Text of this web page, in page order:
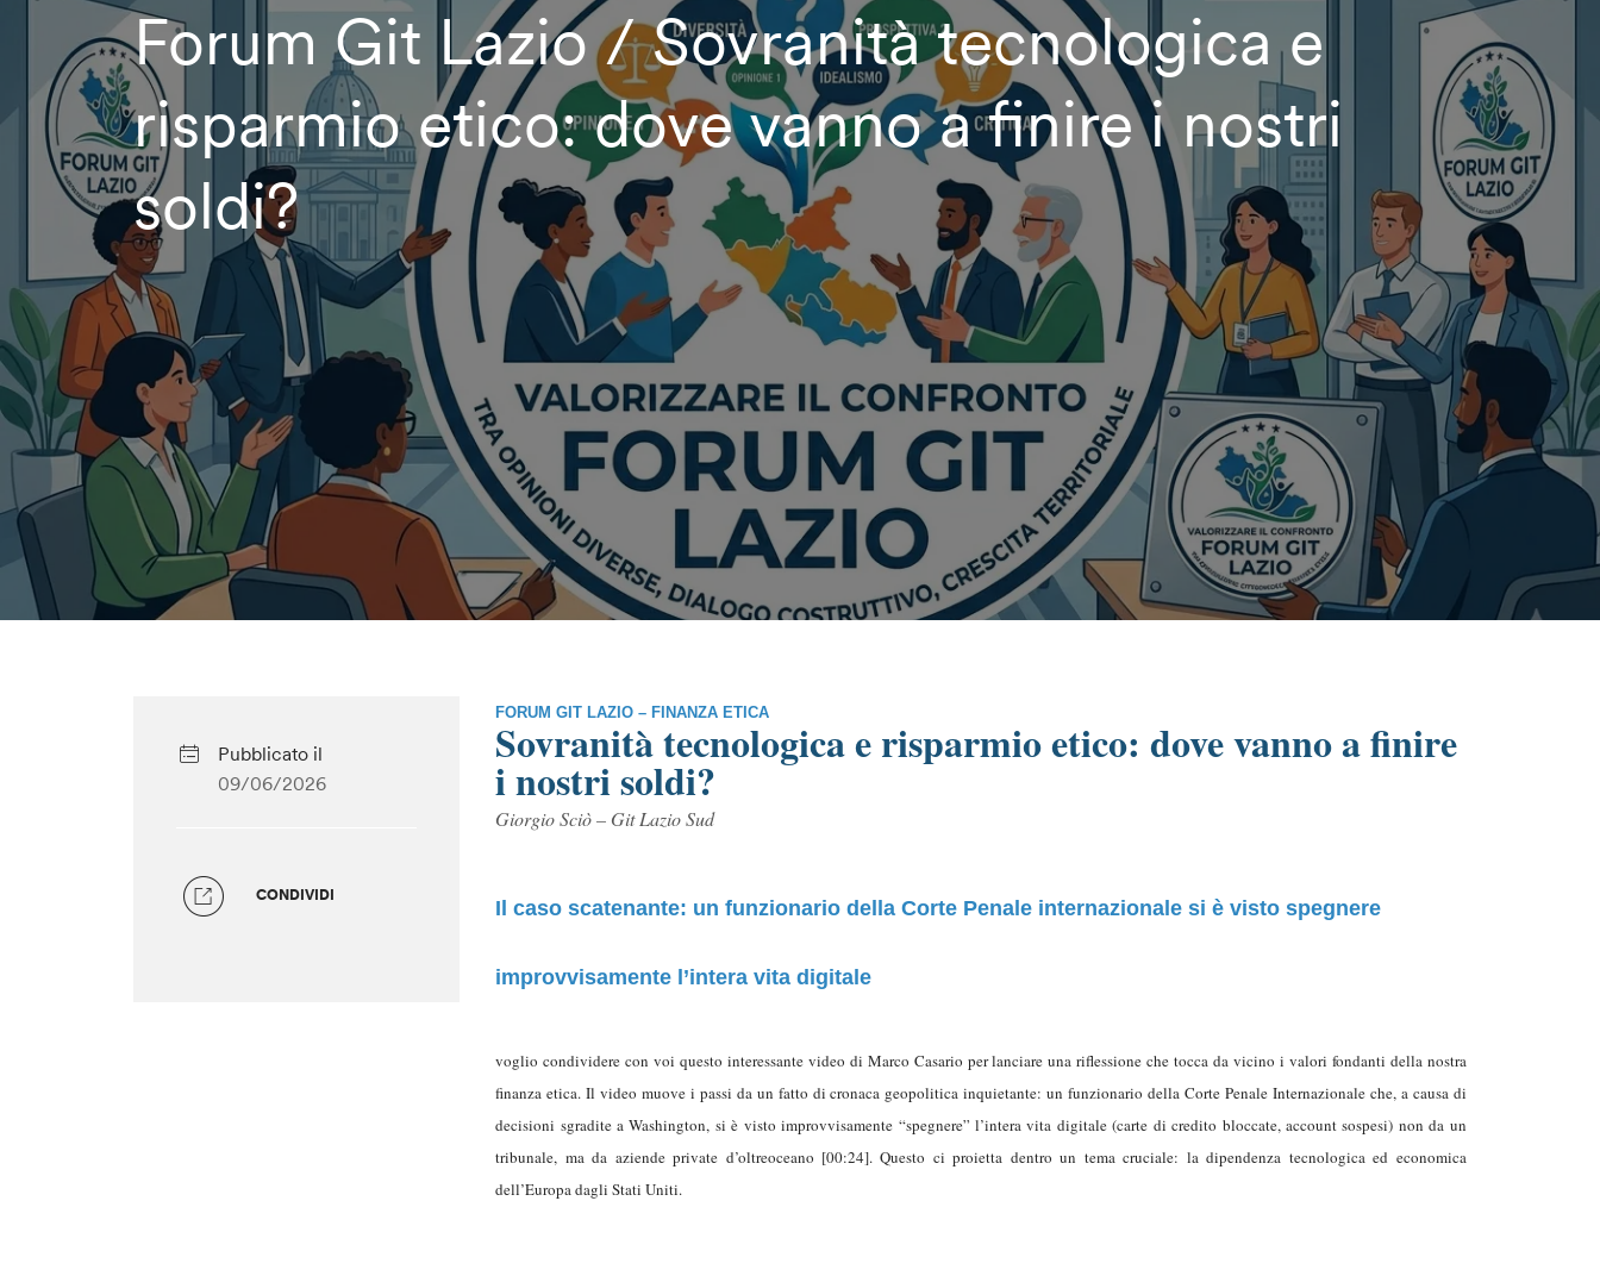
Forum Git Lazio / Sovranità tecnologica e
risparmio etico: dove vanno a finire i nostri
soldi?
Pubblicato il
09/06/2026
CONDIVIDI
FORUM GIT LAZIO – FINANZA ETICA
Sovranità tecnologica e risparmio etico: dove vanno a finire
i nostri soldi?
Giorgio Sciò – Git Lazio Sud
Il caso scatenante: un funzionario della Corte Penale internazionale si è visto spegnere
improvvisamente l’intera vita digitale
voglio condividere con voi questo interessante video di Marco Casario per lanciare una riflessione che tocca da vicino i valori fondanti della nostra
finanza etica. Il video muove i passi da un fatto di cronaca geopolitica inquietante: un funzionario della Corte Penale Internazionale che, a causa di
decisioni sgradite a Washington, si è visto improvvisamente “spegnere” l’intera vita digitale (carte di credito bloccate, account sospesi) non da un
tribunale, ma da aziende private d’oltreoceano [00:24]. Questo ci proietta dentro un tema cruciale: la dipendenza tecnologica ed economica
dell’Europa dagli Stati Uniti.